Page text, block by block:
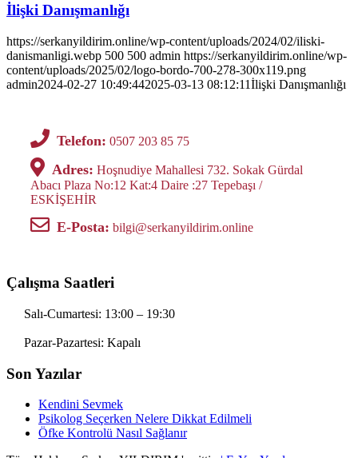
İlişki Danışmanlığı
https://serkanyildirim.online/wp-content/uploads/2024/02/iliski-
danismanligi.webp 500 500 admin https://serkanyildirim.online/wp-
content/uploads/2025/02/logo-bordo-700-278-300x119.png
admin2024-02-27 10:49:442025-03-13 08:12:11İlişki Danışmanlığı
Telefon: 0507 203 85 75
Adres: Hoşnudiye Mahallesi 732. Sokak Gürdal
Abacı Plaza No:12 Kat:4 Daire :27 Tepebaşı /
ESKİŞEHİR
E-Posta: bilgi@serkanyildirim.online
Çalışma Saatleri
Salı-Cumartesi: 13:00 – 19:30
Pazar-Pazartesi: Kapalı
Son Yazılar
Kendini Sevmek
Psikolog Seçerken Nelere Dikkat Edilmeli
Öfke Kontrolü Nasıl Sağlanır